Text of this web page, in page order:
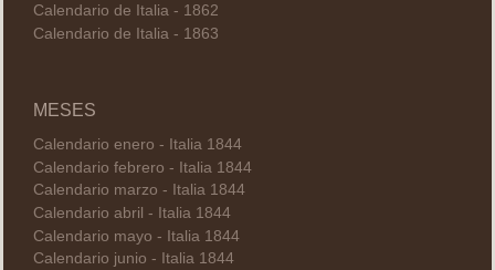
Calendario de Italia - 1862
Calendario de Italia - 1863
MESES
Calendario enero - Italia 1844
Calendario febrero - Italia 1844
Calendario marzo - Italia 1844
Calendario abril - Italia 1844
Calendario mayo - Italia 1844
Calendario junio - Italia 1844